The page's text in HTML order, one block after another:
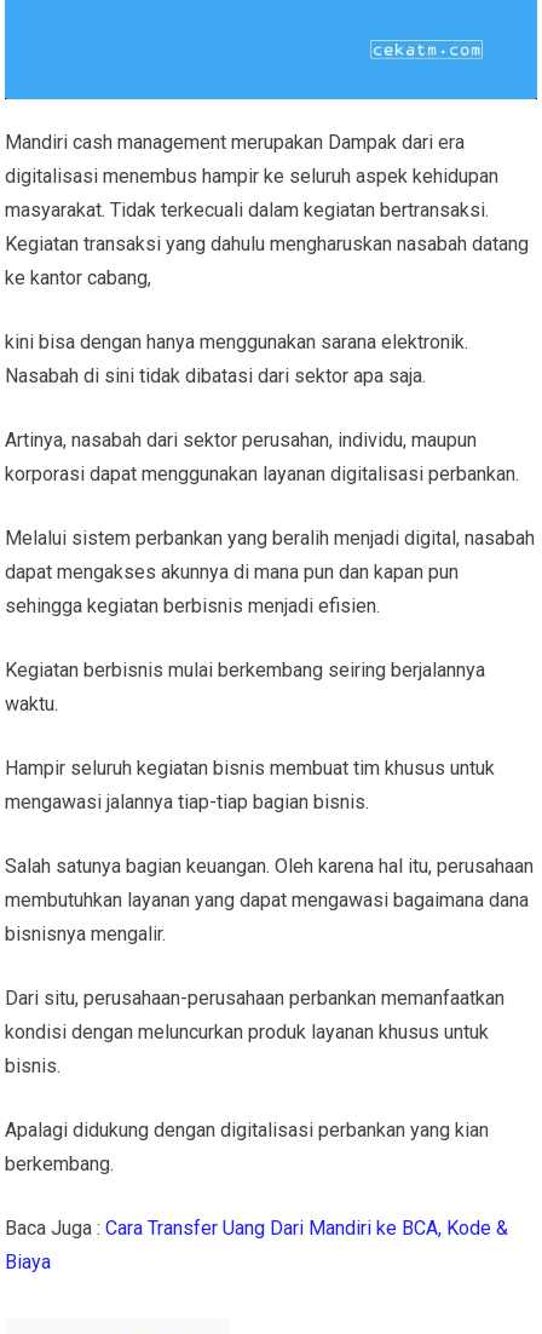
Mandiri cash management merupakan Dampak dari era
digitalisasi menembus hampir ke seluruh aspek kehidupan
masyarakat. Tidak terkecuali dalam kegiatan bertransaksi.
Kegiatan transaksi yang dahulu mengharuskan nasabah datang
ke kantor cabang,
kini bisa dengan hanya menggunakan sarana elektronik.
Nasabah di sini tidak dibatasi dari sektor apa saja.
Artinya, nasabah dari sektor perusahan, individu, maupun
korporasi dapat menggunakan layanan digitalisasi perbankan.
Melalui sistem perbankan yang beralih menjadi digital, nasabah
dapat mengakses akunnya di mana pun dan kapan pun
sehingga kegiatan berbisnis menjadi efisien.
Kegiatan berbisnis mulai berkembang seiring berjalannya
waktu.
Hampir seluruh kegiatan bisnis membuat tim khusus untuk
mengawasi jalannya tiap-tiap bagian bisnis.
Salah satunya bagian keuangan. Oleh karena hal itu, perusahaan
membutuhkan layanan yang dapat mengawasi bagaimana dana
bisnisnya mengalir.
Dari situ, perusahaan-perusahaan perbankan memanfaatkan
kondisi dengan meluncurkan produk layanan khusus untuk
bisnis.
Apalagi didukung dengan digitalisasi perbankan yang kian
berkembang.
Baca Juga :Cara Transfer Uang Dari Mandiri ke BCA, Kode &
Biaya